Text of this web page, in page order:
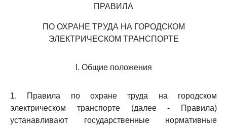
ПРАВИЛА
ПО ОХРАНЕ ТРУДА НА ГОРОДСКОМ
ЭЛЕКТРИЧЕСКОМ ТРАНСПОРТЕ
I. Общие положения
1. Правила по охране труда на городском
электрическом транспорте (далее - Правила)
устанавливают государственные нормативные